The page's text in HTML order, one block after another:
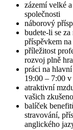
zázemí velké
společnosti
náborový
budete-li se
příspěvkem
příležitost
rozvoj plně
práci na
19:00 – 7:00
atraktivní
vašich
balíček
stravování,
anglického